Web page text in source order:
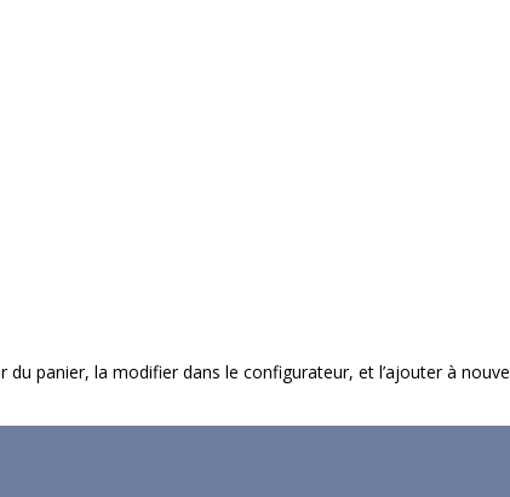
panier, la modifier dans le configurateur, et l’ajouter à